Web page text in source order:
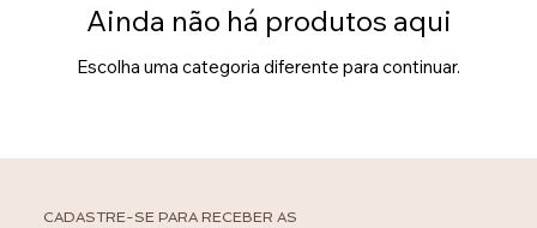
Ainda não há produtos aqui
Escolha uma categoria diferente para continuar.
CADASTRE-SE PARA RECEBER AS